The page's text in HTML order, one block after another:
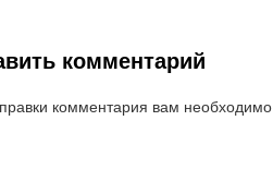
комментарий
комментария вам необходимо